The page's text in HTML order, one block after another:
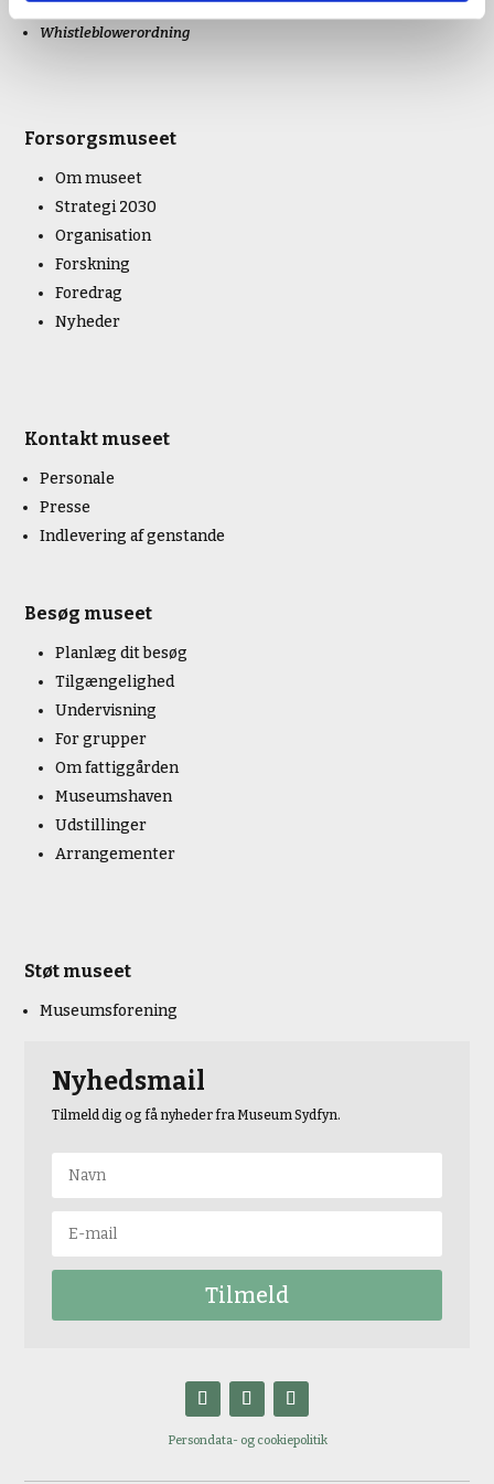
Whistleblowerordning
Forsorgsmuseet
Om museet
Strategi 2030
Organisation
Forskning
Foredrag
Nyheder
Kontakt museet
Personale
Presse
Indlevering af genstande
Besøg museet
Planlæg dit besøg
Tilgængelighed
Undervisning
For grupper
Om fattiggården
Museumshaven
Udstillinger
Arrangementer
Støt museet
Museumsforening
Nyhedsmail
Tilmeld dig og få nyheder fra Museum Sydfyn.
Tilmeld
Persondata- og cookiepolitik